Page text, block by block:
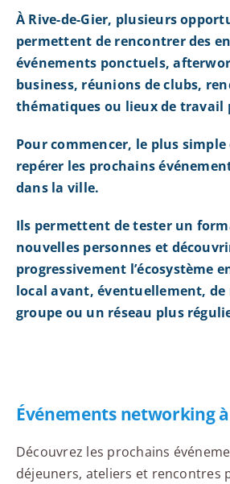
À Rive-de-Gier, plusieurs
permettent de rencontrer des
événements ponctuels,
business, réunions de clubs,
thématiques ou lieux de travail
Pour commencer, le plus
repérer les prochains
dans la ville.
Ils permettent de tester un
nouvelles personnes et
progressivement l’écosystème
local avant, éventuellement,
groupe ou un réseau plus
Événements networking
Découvrez les prochains
déjeuners, ateliers et rencontres